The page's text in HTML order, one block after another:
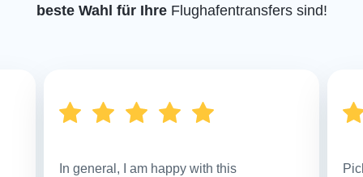
beste Wahl für Ihre Flughafentransfers sind!
In general, I am happy with this